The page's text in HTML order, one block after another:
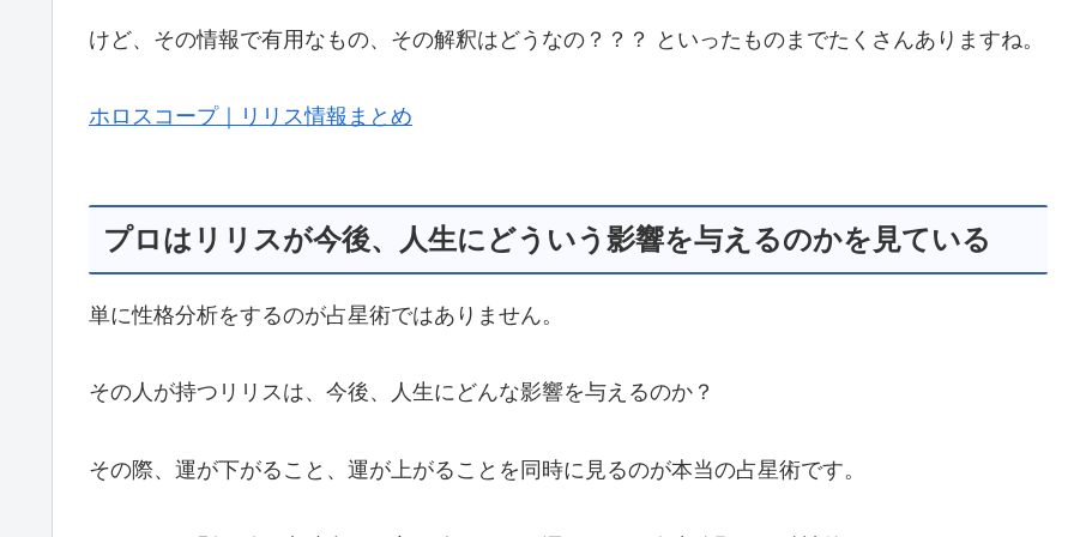
けど、その情報で有用なもの、その解釈はどうなの？？？ といったものまでたくさんありますね。
ホロスコープ｜リリス情報まとめ
プロはリリスが今後、人生にどういう影響を与えるのかを見ている
単に性格分析をするのが占星術ではありません。
その人が持つリリスは、今後、人生にどんな影響を与えるのか？
その際、運が下がること、運が上がることを同時に見るのが本当の占星術です。